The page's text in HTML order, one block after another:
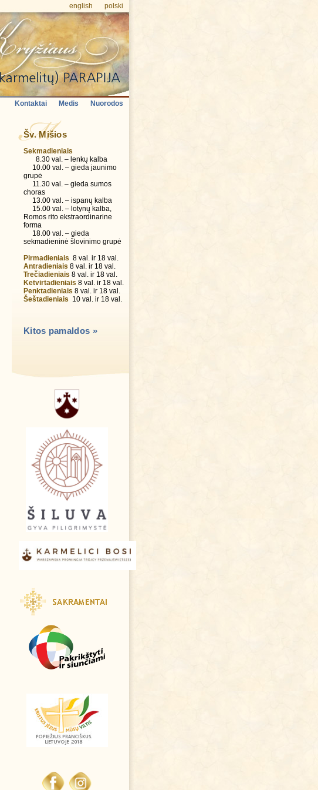
english polski
Kontaktai Medis Nuorodos
Šv. Mišios
Sekmadieniais
8.30 val. – lenkų kalba
10.00 val. – gieda jaunimo
grupė
11.30 val. – gieda sumos
choras
13.00 val. – ispanų kalba
15.00 val. – lotynų kalba,
Romos rito ekstraordinarine
forma
18.00 val. – gieda
sekmadieninė šlovinimo grupė
Pirmadieniais 8 val. ir 18 val.
Antradieniais 8 val. ir 18 val.
Trečiadieniais 8 val. ir 18 val.
Ketvirtadieniais 8 val. ir 18 val.
Penktadieniais 8 val. ir 18 val.
Šeštadieniais 10 val. ir 18 val.
Kitos pamaldos »